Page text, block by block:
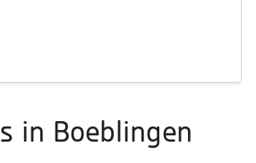
in Boeblingen